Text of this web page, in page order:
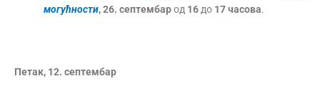
могућности,26.септембарод 16 до 17 часова.
Петак, 12. септембар